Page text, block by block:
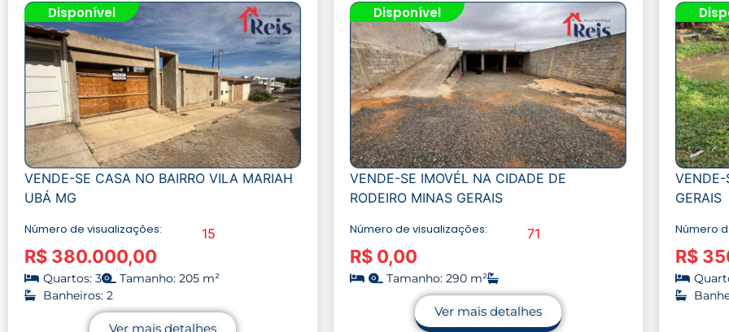
Disponível
VENDE-SE CASA NO BAIRRO VILA MARIAH
UBÁ MG
Número de visualizações: 15
R$ 380.000,00
Quartos: 3
Tamanho: 205 m²
Banheiros: 2
Ver mais detalhes
Disponível
VENDE-SE IMOVÉL NA CIDADE DE
RODEIRO MINAS GERAIS
Número de visualizações: 71
R$ 0,00
Tamanho: 290 m²
Ver mais detalhes
VENDE-
GERAIS
Número
R$